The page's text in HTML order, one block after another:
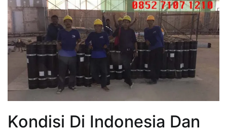
Kondisi Di Indonesia Dan